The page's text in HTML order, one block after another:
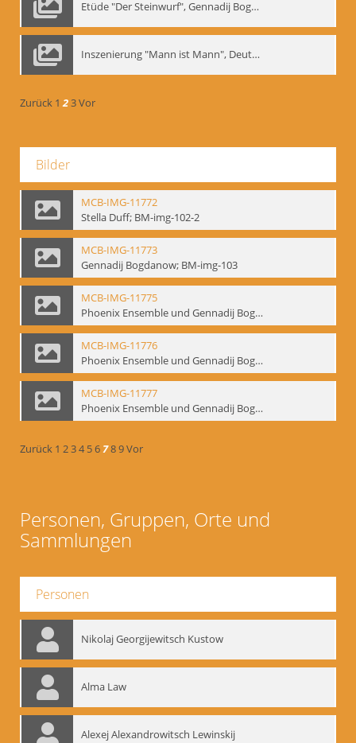
Etüde "Der Steinwurf", Gennadij Bogdanow
Inszenierung "Mann ist Mann", Deutsches Theater Berlin, 1997
Zurück 1 23Vor
Bilder
MCB-IMG-11772
Stella Duff; BM-img-102-2
MCB-IMG-11773
Gennadij Bogdanow; BM-img-103
MCB-IMG-11775
Phoenix Ensemble und Gennadij Bogdanow; BM-img-105-1
MCB-IMG-11776
Phoenix Ensemble und Gennadij Bogdanow; BM-img-105-2
MCB-IMG-11777
Phoenix Ensemble und Gennadij Bogdanow; BM-img-105-3
Zurück 1 234 56789Vor
Personen, Gruppen, Orte und
Sammlungen
Personen
Nikolaj Georgijewitsch Kustow
Alma Law
Alexej Alexandrowitsch Lewinskij